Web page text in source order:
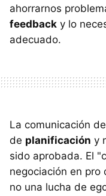
ahorrarnos
feedback y lo
adecuado.
La comunicación
de planificación y
sido aprobada. El
negociación en pro
no una lucha de